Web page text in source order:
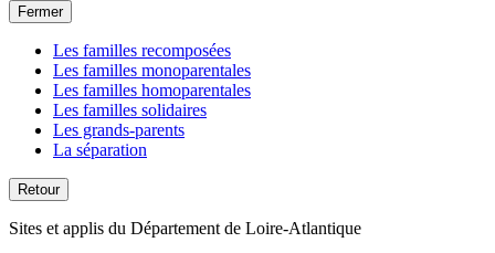
Fermer
Les familles recomposées
Les familles monoparentales
Les familles homoparentales
Les familles solidaires
Les grands-parents
La séparation
Retour
Sites et applis du Département de Loire-Atlantique